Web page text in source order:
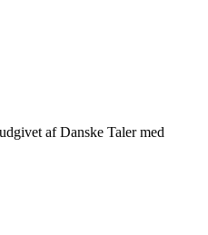
af Danske Taler med